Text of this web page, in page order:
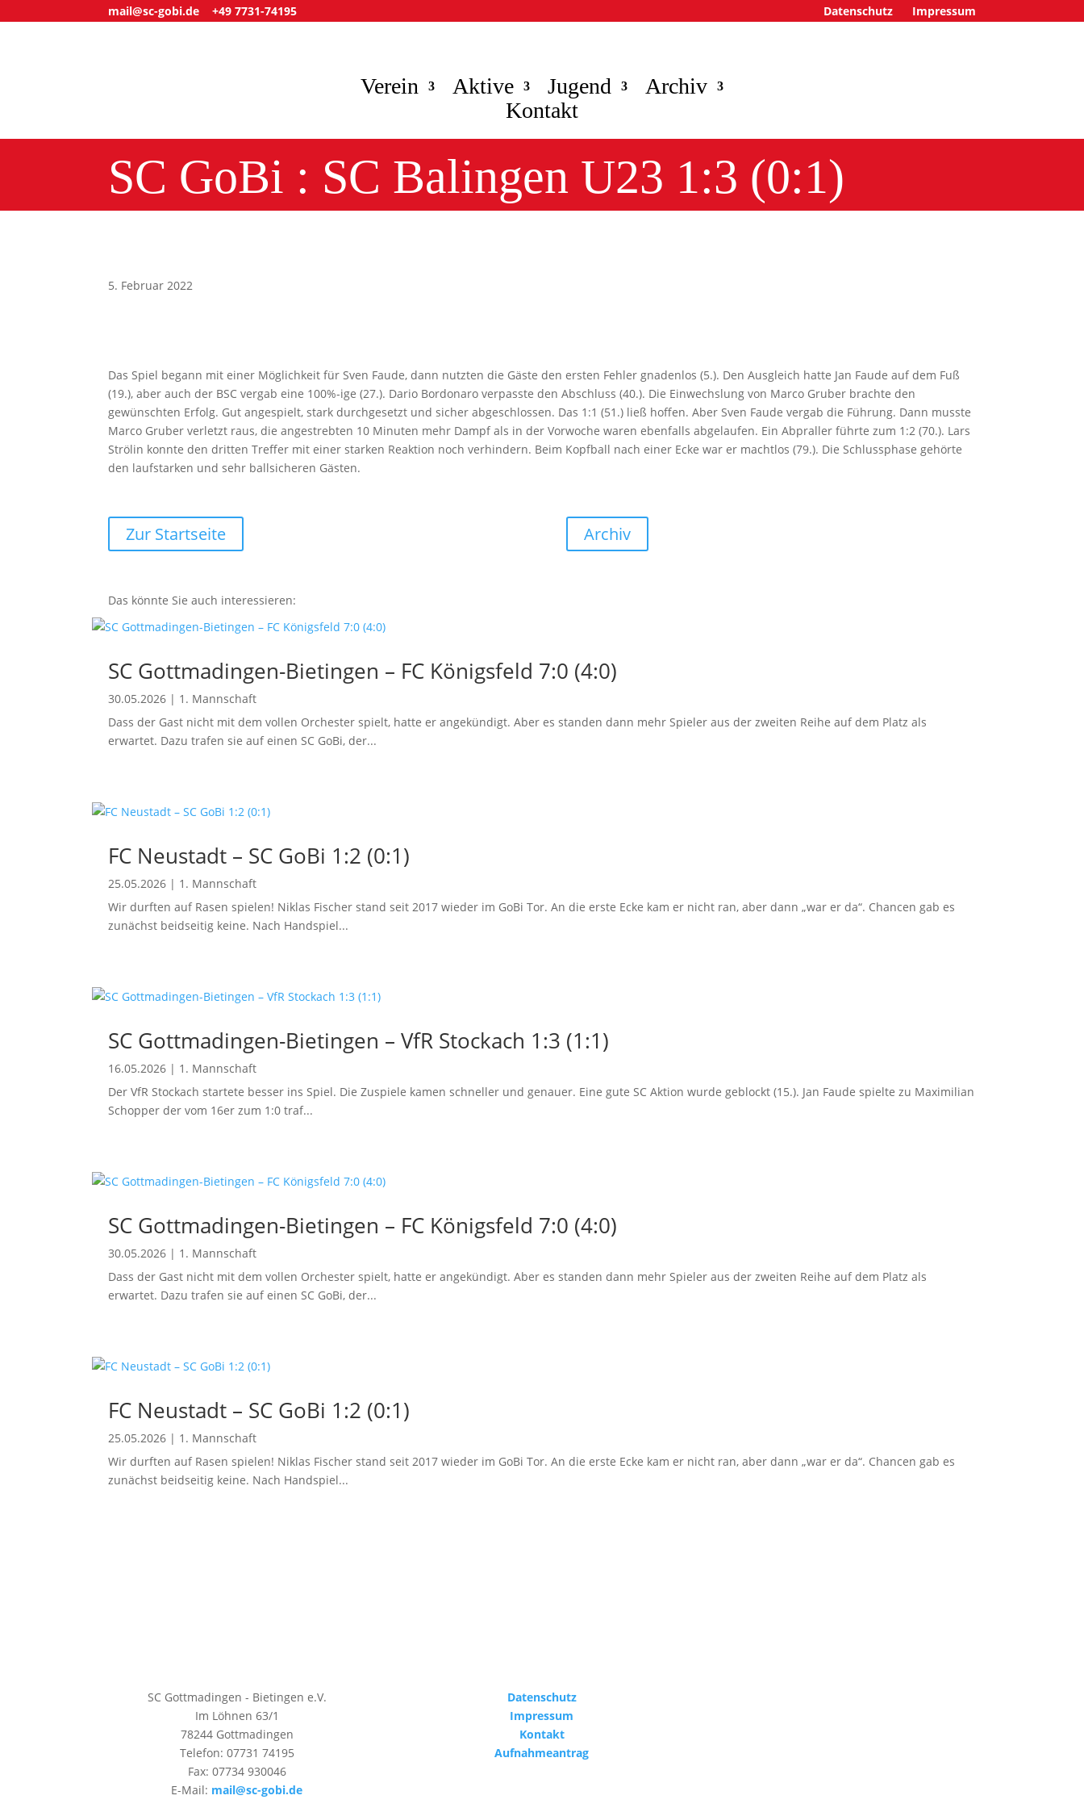
mail@sc-gobi.de +49 7731-74195 Datenschutz Impressum
Verein Aktive Jugend
Archiv
Kontakt
SC GoBi : SC Balingen U23 1:3 (0:1)
5. Februar 2022
Das Spiel begann mit einer Möglichkeit für Sven Faude, dann nutzten die Gäste den ersten Fehler gnadenlos (5.). Den Ausgleich hatte Jan Faude auf dem Fuß
(19.), aber auch der BSC vergab eine 100%-ige (27.). Dario Bordonaro verpasste den Abschluss (40.). Die Einwechslung von Marco Gruber brachte den
gewünschten Erfolg. Gut angespielt, stark durchgesetzt und sicher abgeschlossen. Das 1:1 (51.) ließ hoffen. Aber Sven Faude vergab die Führung. Dann musste
Marco Gruber verletzt raus, die angestrebten 10 Minuten mehr Dampf als in der Vorwoche waren ebenfalls abgelaufen. Ein Abpraller führte zum 1:2 (70.). Lars
Strölin konnte den dritten Treffer mit einer starken Reaktion noch verhindern. Beim Kopfball nach einer Ecke war er machtlos (79.). Die Schlussphase gehörte
den laufstarken und sehr ballsicheren Gästen.
Zur Startseite Archiv
Das könnte Sie auch interessieren:
SC Gottmadingen-Bietingen – FC Königsfeld 7:0 (4:0)
30.05.2026 | 1. Mannschaft
Dass der Gast nicht mit dem vollen Orchester spielt, hatte er angekündigt. Aber es standen dann mehr Spieler aus der zweiten Reihe auf dem Platz als
erwartet. Dazu trafen sie auf einen SC GoBi, der...
FC Neustadt – SC GoBi 1:2 (0:1)
25.05.2026 | 1. Mannschaft
Wir durften auf Rasen spielen! Niklas Fischer stand seit 2017 wieder im GoBi Tor. An die erste Ecke kam er nicht ran, aber dann „war er da“. Chancen gab es
zunächst beidseitig keine. Nach Handspiel...
SC Gottmadingen-Bietingen – VfR Stockach 1:3 (1:1)
16.05.2026 | 1. Mannschaft
Der VfR Stockach startete besser ins Spiel. Die Zuspiele kamen schneller und genauer. Eine gute SC Aktion wurde geblockt (15.). Jan Faude spielte zu Maximilian
Schopper der vom 16er zum 1:0 traf...
SC Gottmadingen-Bietingen – FC Königsfeld 7:0 (4:0)
30.05.2026 | 1. Mannschaft
Dass der Gast nicht mit dem vollen Orchester spielt, hatte er angekündigt. Aber es standen dann mehr Spieler aus der zweiten Reihe auf dem Platz als
erwartet. Dazu trafen sie auf einen SC GoBi, der...
FC Neustadt – SC GoBi 1:2 (0:1)
25.05.2026 | 1. Mannschaft
Wir durften auf Rasen spielen! Niklas Fischer stand seit 2017 wieder im GoBi Tor. An die erste Ecke kam er nicht ran, aber dann „war er da“. Chancen gab es
zunächst beidseitig keine. Nach Handspiel...
SC Gottmadingen - Bietingen e.V.
Im Löhnen 63/1
78244 Gottmadingen
Telefon: 07731 74195
Fax: 07734 930046
E-Mail: mail@sc-gobi.de
Datenschutz
Impressum
Kontakt
Aufnahmeantrag